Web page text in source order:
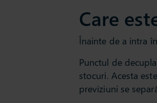
Care
Înainte de a intra
Punctul de
stocuri. Acesta
previziuni se